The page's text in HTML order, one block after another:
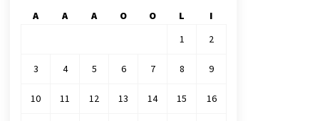
A A A O O L
I
1
2
3 4 5 6 7 8 9
10 11 12 13 14 15 16